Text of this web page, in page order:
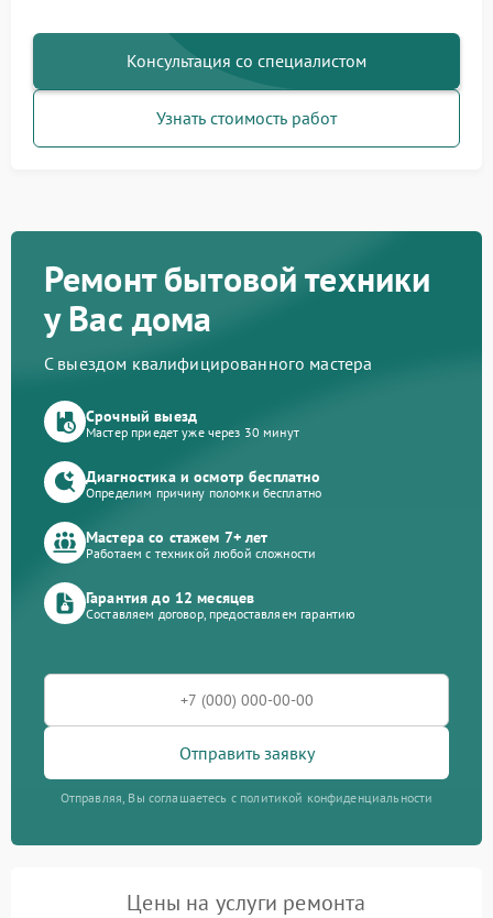
Консультация со специалистом
Узнать стоимость работ
Ремонт бытовой техники
у Вас дома
С выездом квалифицированного мастера
Срочный выезд
Мастер приедет уже через 30 минут
Диагностика и осмотр бесплатно
Определим причину поломки бесплатно
Мастера со стажем 7+ лет
Работаем с техникой любой сложности
Гарантия до 12 месяцев
Составляем договор, предоставляем гарантию
Отправить заявку
Отправляя, Вы соглашаетесь с политикой конфиденциальности
Цены на услуги ремонта